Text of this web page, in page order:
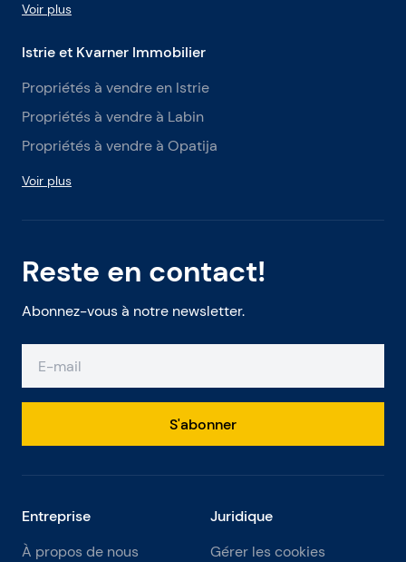
Reste en contact!
Abonnez-vous à notre newsletter.
S'abonner
Voir plus
Istrie et Kvarner Immobilier
Propriétés à vendre en Istrie
Propriétés à vendre à Labin
Propriétés à vendre à Opatija
Voir plus
Entreprise
À propos de nous
Juridique
Gérer les cookies